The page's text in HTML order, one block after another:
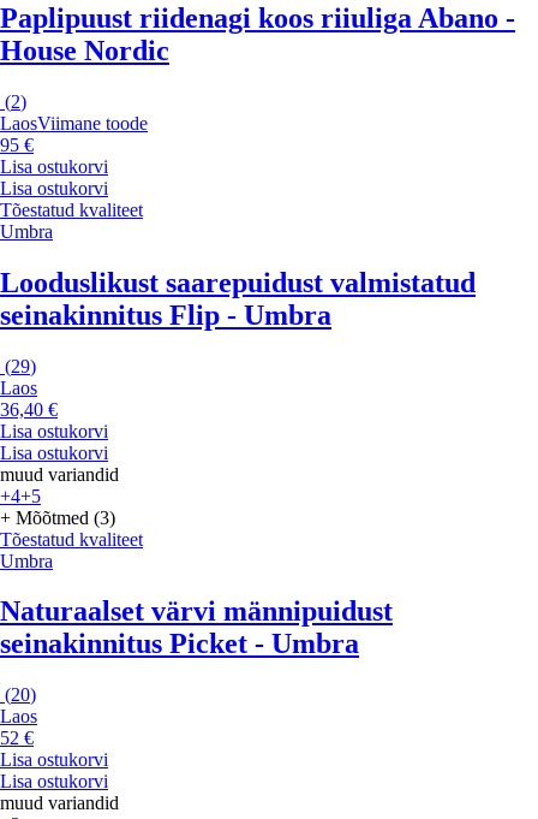
Paplipuust riidenagi koos riiuliga Abano -
House Nordic
(2)
LaosViimane toode
95 €
Lisa ostukorvi
Lisa ostukorvi
Tõestatud kvaliteet
Umbra
Looduslikust saarepuidust valmistatud
seinakinnitus Flip - Umbra
(29)
Laos
36,40 €
Lisa ostukorvi
Lisa ostukorvi
muud variandid
+4+5
+ Mõõtmed (3)
Tõestatud kvaliteet
Umbra
Naturaalset värvi männipuidust
seinakinnitus Picket - Umbra
(20)
Laos
52 €
Lisa ostukorvi
Lisa ostukorvi
muud variandid